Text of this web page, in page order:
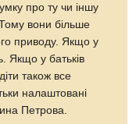
про ту чи іншу
вони більше
приводу. Якщо у
Якщо у батьків
також все
налаштовані
Петрова.